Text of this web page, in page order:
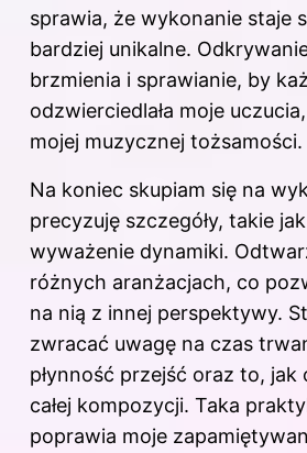
sprawia, że wykonanie staje
bardziej unikalne.
brzmienia i sprawianie, by
odzwierciedlała moje
mojej muzycznej tożsamości.
Na koniec skupiam się na
precyzuję szczegóły, takie
wyważenie dynamiki.
różnych aranżacjach, co
na nią z innej perspektywy.
zwracać uwagę na czas
płynność przejść oraz to, jak
całej kompozycji. Taka
poprawia moje